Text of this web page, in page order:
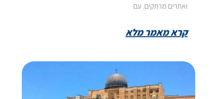
ואתרים מרתקים. עם
קרא מאמר מלא